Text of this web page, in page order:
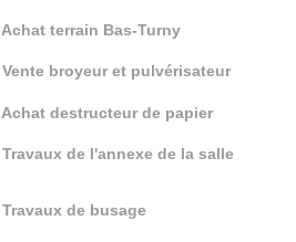
Achat terrain Bas-Turny
Vente broyeur et pulvérisateur
Achat destructeur de papier
Travaux de l'annexe de la salle
Travaux de busage